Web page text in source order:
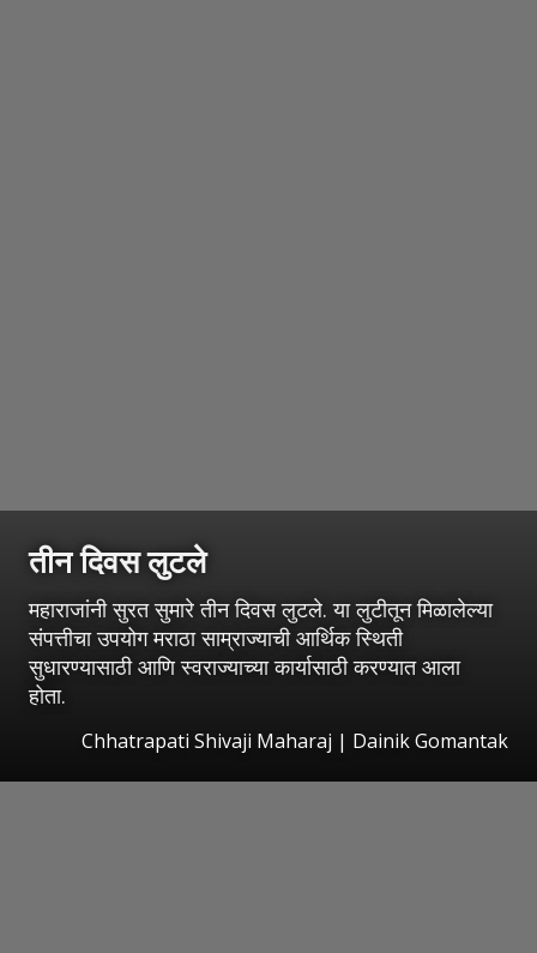
तीन दिवस लुटले
महाराजांनी सुरत सुमारे तीन दिवस लुटले. या लुटीतून मिळालेल्या
संपत्तीचा उपयोग मराठा साम्राज्याची आर्थिक स्थिती
सुधारण्यासाठी आणि स्वराज्याच्या कार्यासाठी करण्यात आला
होता.
Chhatrapati Shivaji Maharaj | Dainik Gomantak